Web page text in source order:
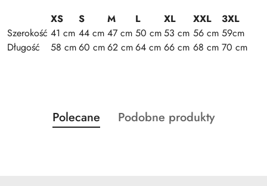
XS S M L XL XXL
3XL
Szerokość 41 cm 44 cm 47 cm 50 cm53 cm 56 cm 59cm
Długość
58 cm60 cm62 cm64 cm 66 cm 68 cm 70 cm
Pomiń karuzelę produktów
Produkty
o
Polecane
Produkty
Podobne produkty